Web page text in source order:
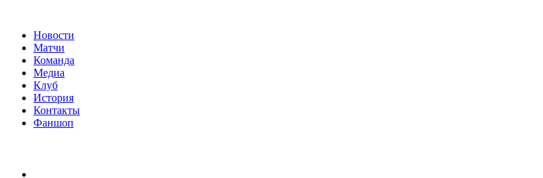
Новости
Матчи
Команда
Медиа
Клуб
История
Контакты
Фаншоп